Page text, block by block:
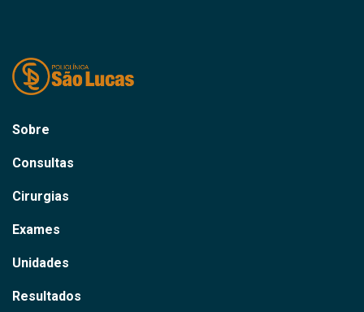
Sobre
Consultas
Cirurgias
Exames
Unidades
Resultados